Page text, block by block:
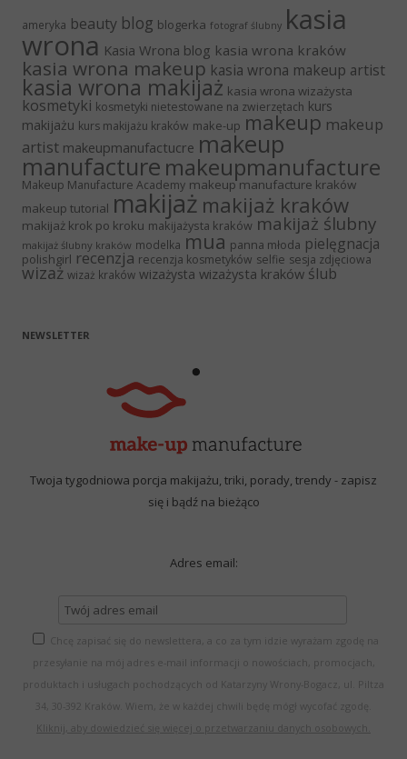
ameryka beauty blog blogerka fotograf ślubny kasia
wrona Kasia Wrona blog kasia wrona kraków
kasia wrona makeup kasia wrona makeup artist
kasia wrona makijaż kasia wrona wizażysta
kosmetyki kosmetyki nietestowane na zwierzętach kurs
makijażu kurs makijażu kraków make-up makeup makeup
artist makeupmanufactucre makeup
manufacture makeupmanufacture
Makeup Manufacture Academy makeup manufacture kraków
makeup tutorial makijaż makijaż kraków
makijaż krok po kroku makijażysta kraków makijaż ślubny
makijaż ślubny kraków modelka mua panna młoda pielęgnacja
polishgirl recenzja recenzja kosmetyków selfie sesja zdjęciowa
wizaż wizaż kraków wizażysta wizażysta kraków ślub
NEWSLETTER
Twoja tygodniowa porcja makijażu, triki, porady, trendy - zapisz
się i bądź na bieżąco
Adres email:
Chcę zapisać się do newslettera, a co za tym idzie wyrażam zgodę na
przesyłanie na mój adres e-mail informacji o nowościach, promocjach,
produktach i usługach pochodzących od Katarzyny Wrony-Bogacz, ul. Piltza
34, 30-392 Kraków. Wiem, że w każdej chwili będę mógł wycofać zgodę.
Kliknij, aby dowiedzieć się więcej o przetwarzaniu danych osobowych.